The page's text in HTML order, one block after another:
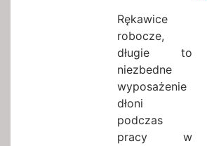
Rękawice
robocze,
długie to
niezbedne
wyposażenie
dłoni
podczas
pracy w